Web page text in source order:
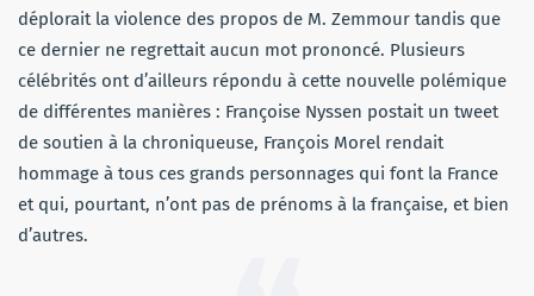
déplorait la violence des propos de M. Zemmour tandis que
ce dernier ne regrettait aucun mot prononcé. Plusieurs
célébrités ont d’ailleurs répondu à cette nouvelle polémique
de différentes manières : Françoise Nyssen postait un tweet
de soutien à la chroniqueuse, François Morel rendait
hommage à tous ces grands personnages qui font la France
et qui, pourtant, n’ont pas de prénoms à la française, et bien
d’autres.